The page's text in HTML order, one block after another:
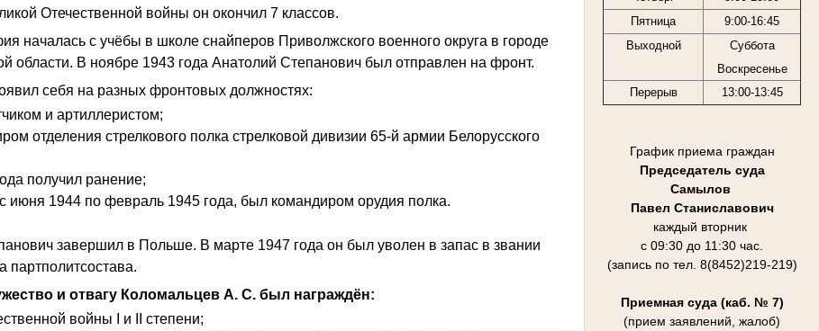
Пятница
9:00-16:45
Выходной
Суббота
Воскресенье
Перерыв
13:00-13:45
График приема граждан
Председатель суда
Самылов
Павел Станиславович
каждый вторник
с 09:30 до 11:30 час.
(запись по тел. 8(8452)219-219)
Приемная суда (каб. № 7)
(прием заявлений, жалоб)
Отечественной войны он окончил 7 классов.
началась с учёбы в школе снайперов Приволжского военного округа в городе
области. В ноябре 1943 года Анатолий Степанович был отправлен на фронт.
себя на разных фронтовых должностях:
и артиллеристом;
отделения стрелкового полка стрелковой дивизии 65‑й армии Белорусского
получил ранение;
июня 1944 по февраль 1945 года, был командиром орудия полка.
завершил в Польше. В марте 1947 года он был уволен в запас в звании
партполитсостава.
и отвагу Коломальцев А. С. был награждён:
войны I и II степени;